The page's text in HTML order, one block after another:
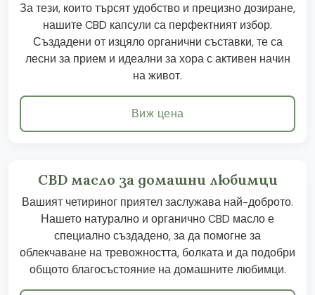
За тези, които търсят удобство и прецизно дозиране,
нашите CBD капсули са перфектният избор.
Създадени от изцяло органични съставки, те са
лесни за прием и идеални за хора с активен начин
на живот.
Виж цена
CBD масло за домашни любимци
Вашият четириног приятел заслужава най-доброто.
Нашето натурално и органично CBD масло е
специално създадено, за да помогне за
облекчаване на тревожността, болката и да подобри
общото благосъстояние на домашните любимци.